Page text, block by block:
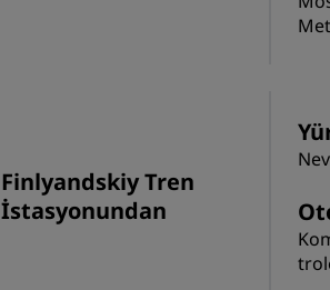
Finlyandskiy Tren
İstasyonundan